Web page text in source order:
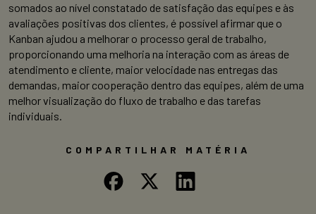
somados ao nível constatado de satisfação das equipes e às
avaliações positivas dos clientes, é possível afirmar que o
Kanban ajudou a melhorar o processo geral de trabalho,
proporcionando uma melhoria na interação com as áreas de
atendimento e cliente, maior velocidade nas entregas das
demandas, maior cooperação dentro das equipes, além de uma
melhor visualização do fluxo de trabalho e das tarefas
individuais.
COMPARTILHAR MATÉRIA